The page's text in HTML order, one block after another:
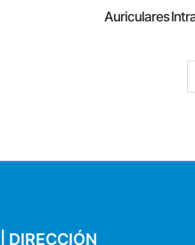
| DIRECCIÓN